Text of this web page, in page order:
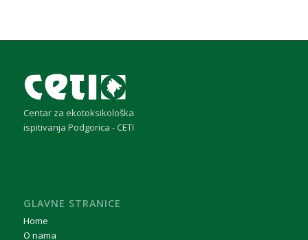
Centar za ekotoksikološka
ispitivanja Podgorica - CETI
GLAVNE STRANICE
Home
O nama